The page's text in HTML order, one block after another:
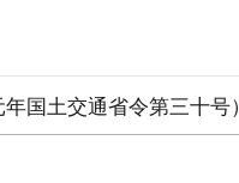
国土交通省令第三十号）